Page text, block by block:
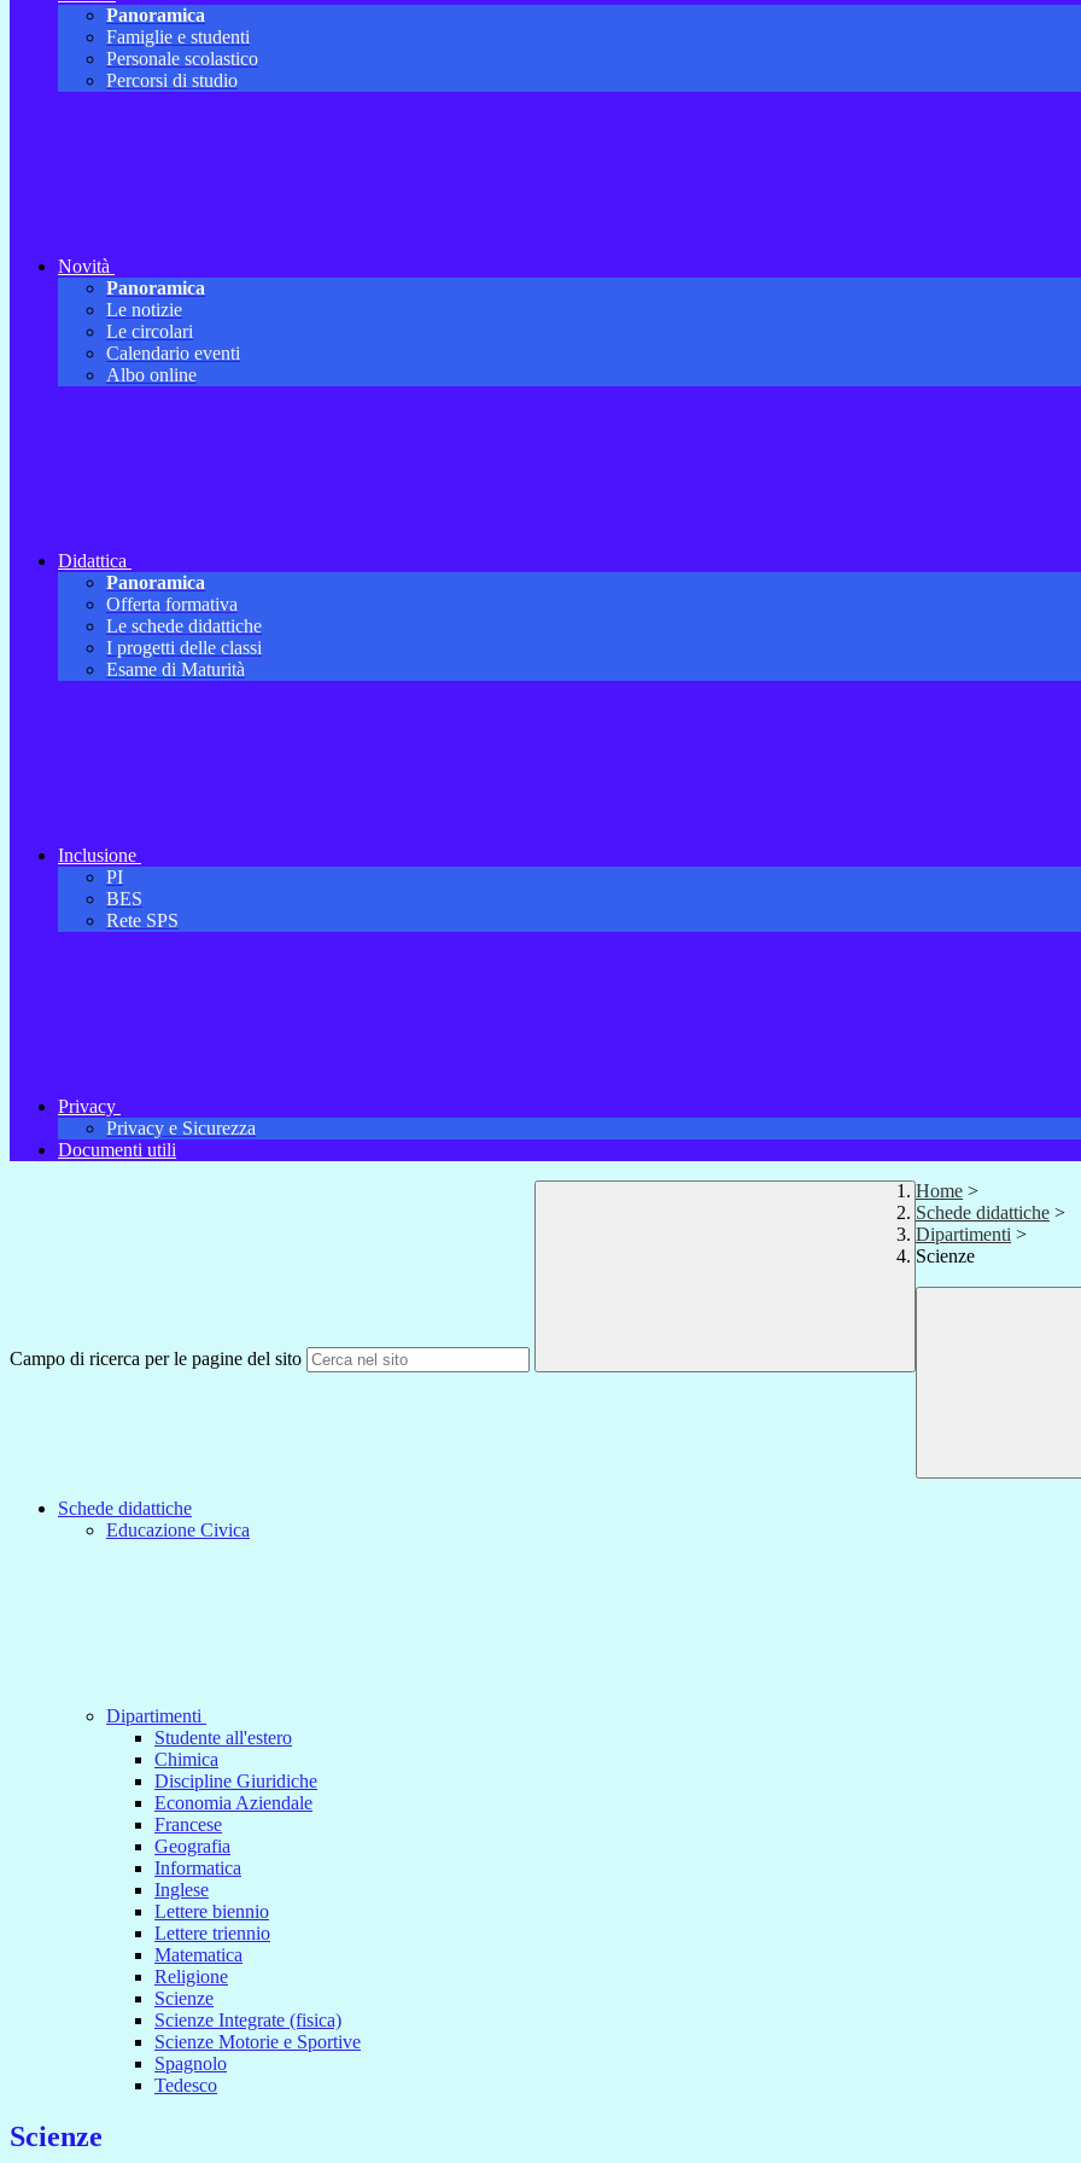
Panoramica
Famiglie e studenti
Personale scolastico
Percorsi di studio
Novità
Panoramica
Le notizie
Le circolari
Calendario eventi
Albo online
Didattica
Panoramica
Offerta formativa
Le schede didattiche
I progetti delle classi
Esame di Maturità
Inclusione
PI
BES
Rete SPS
Privacy
Privacy e Sicurezza
Documenti utili
Campo di ricerca per le pagine del sito
Home >
Schede didattiche >
Dipartimenti >
Scienze
Schede didattiche
Educazione Civica
Dipartimenti
Studente all'estero
Chimica
Discipline Giuridiche
Economia Aziendale
Francese
Geografia
Informatica
Inglese
Lettere biennio
Lettere triennio
Matematica
Religione
Scienze
Scienze Integrate (fisica)
Scienze Motorie e Sportive
Spagnolo
Tedesco
Scienze